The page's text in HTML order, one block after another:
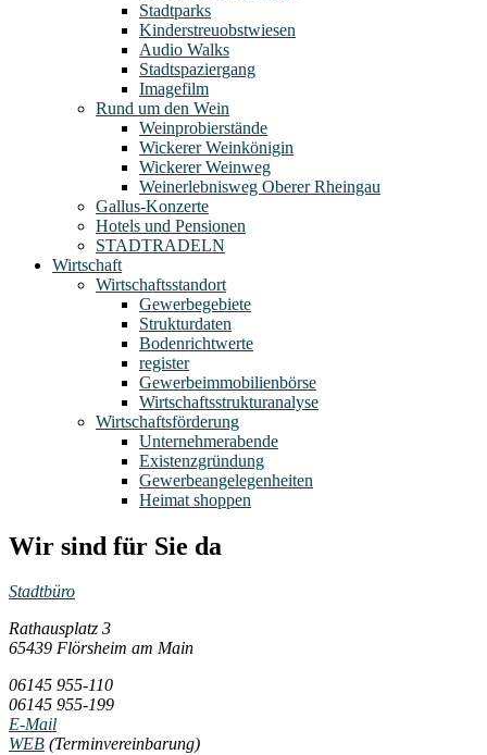
Stadtparks
Kinderstreuobstwiesen
Audio Walks
Stadtspaziergang
Imagefilm
Rund um den Wein
Weinprobierstände
Wickerer Weinkönigin
Wickerer Weinweg
Weinerlebnisweg Oberer Rheingau
Gallus-Konzerte
Hotels und Pensionen
STADTRADELN
Wirtschaft
Wirtschaftsstandort
Gewerbegebiete
Strukturdaten
Bodenrichtwerte
register
Gewerbeimmobilienbörse
Wirtschaftsstrukturanalyse
Wirtschaftsförderung
Unternehmerabende
Existenzgründung
Gewerbeangelegenheiten
Heimat shoppen
Wir sind für Sie da
Stadtbüro
Rathausplatz 3
65439 Flörsheim am Main
06145 955-110
06145 955-199
E-Mail
WEB (Terminvereinbarung)